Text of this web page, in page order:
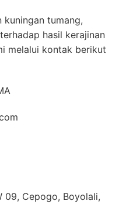
kuningan tumang,
hasil kerajinan
melalui kontak berikut
09, Cepogo, Boyolali,